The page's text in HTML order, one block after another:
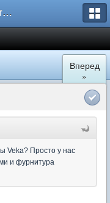
Форум Новостройки
Вперед
»
Veka? Просто у нас
и фурнитура